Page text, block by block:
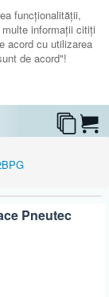
funcţionalităţii,
informaţii citiţi
acord cu utilizarea
de acord"!
Pneutec